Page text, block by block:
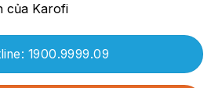
của Karofi
1900.9999.09